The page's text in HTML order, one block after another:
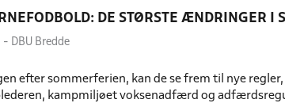
DE STØRSTE ÆNDRINGER I
- DBU Bredde
efter sommerferien, kan de se frem til nye
kampmiljøet voksenadfærd og